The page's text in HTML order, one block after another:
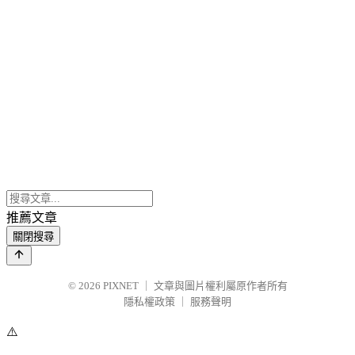
推薦文章
關閉搜尋
© 2026 PIXNET
文章與圖片權利屬原作者所有
隱私權政策
服務聲明
⚠️